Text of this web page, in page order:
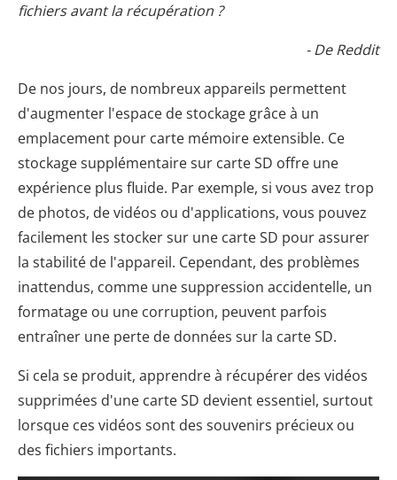
fichiers avant la récupération ?
- De Reddit
De nos jours, de nombreux appareils permettent
d'augmenter l'espace de stockage grâce à un
emplacement pour carte mémoire extensible. Ce
stockage supplémentaire sur carte SD offre une
expérience plus fluide. Par exemple, si vous avez trop
de photos, de vidéos ou d'applications, vous pouvez
facilement les stocker sur une carte SD pour assurer
la stabilité de l'appareil. Cependant, des problèmes
inattendus, comme une suppression accidentelle, un
formatage ou une corruption, peuvent parfois
entraîner une perte de données sur la carte SD.
Si cela se produit, apprendre à récupérer des vidéos
supprimées d'une carte SD devient essentiel, surtout
lorsque ces vidéos sont des souvenirs précieux ou
des fichiers importants.